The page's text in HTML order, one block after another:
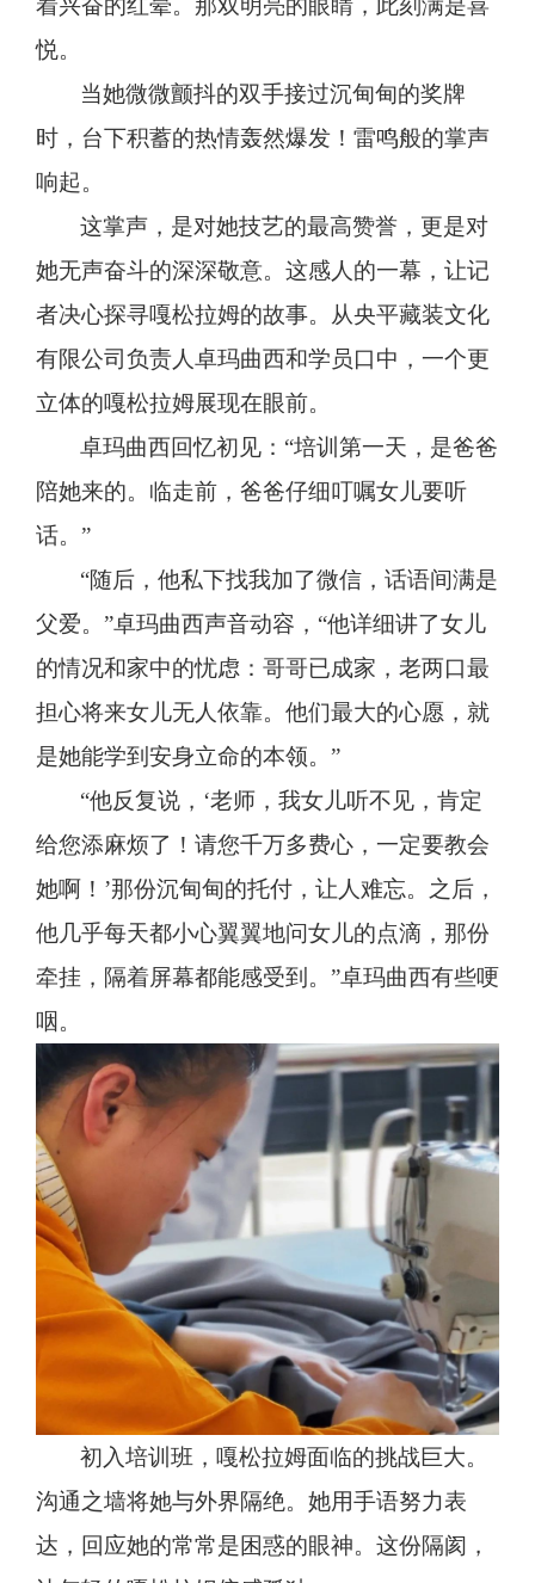
悦。
当她微微颤抖的双手接过沉甸甸的奖牌
时，台下积蓄的热情轰然爆发！雷鸣般的掌声
响起。
这掌声，是对她技艺的最高赞誉，更是对
她无声奋斗的深深敬意。这感人的一幕，让记
者决心探寻嘎松拉姆的故事。从央平藏装文化
有限公司负责人卓玛曲西和学员口中，一个更
立体的嘎松拉姆展现在眼前。
卓玛曲西回忆初见： “培训第一天，是爸爸
陪她来的。临走前，爸爸仔细叮嘱女儿要听
话。”
“随后，他私下找我加了微信，话语间满是
父爱。”卓玛曲西声音动容，“他详细讲了女儿
的情况和家中的忧虑：哥哥已成家，老两口最
担心将来女儿无人依靠。他们最大的心愿，就
是她能学到安身立命的本领。”
“他反复说，‘老师，我女儿听不见，肯定
给您添麻烦了！请您千万多费心，一定要教会
她啊！’那份沉甸甸的托付，让人难忘。之后，
他几乎每天都小心翼翼地问女儿的点滴，那份
牵挂，隔着屏幕都能感受到。”卓玛曲西有些哽
咽。
初入培训班，嘎松拉姆面临的挑战巨大。
沟通之墙将她与外界隔绝。她用手语努力表
达，回应她的常常是困惑的眼神。这份隔阂，